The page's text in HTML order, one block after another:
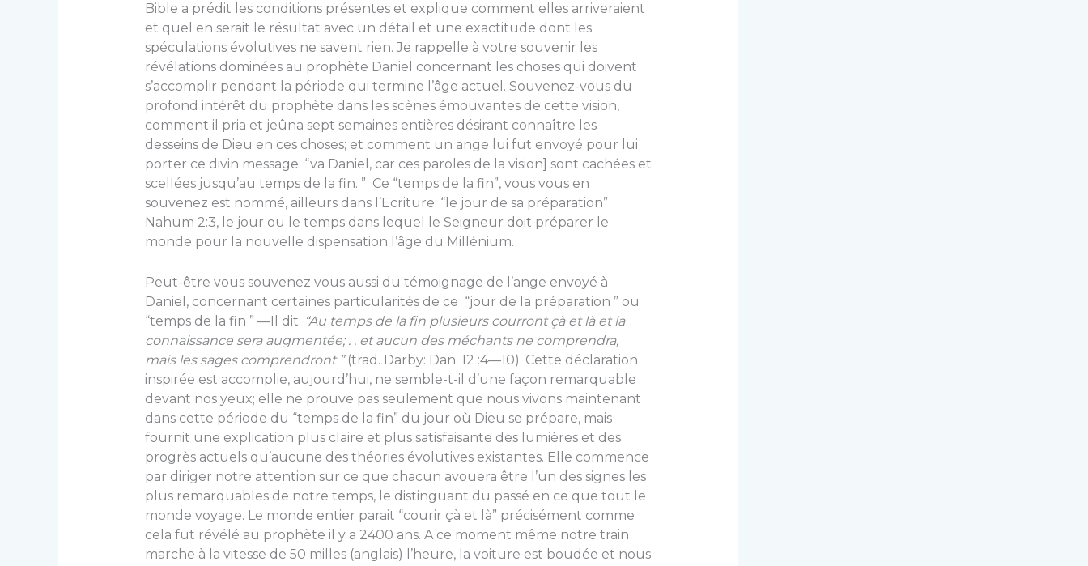
Bible a prédit les conditions présentes et explique comment elles arriveraient
et quel en serait le résultat avec un détail et une exactitude dont les
spéculations évolutives ne savent rien. Je rap­pelle à votre souvenir les
révélations dominées au pro­phète Daniel concernant les choses qui doivent
s’accomplir pendant la période qui termine l’âge actuel. Souvenez-vous du
profond intérêt du prophète dans les scènes émouvantes de cette vision,
comment il pria et jeûna sept semaines entières désirant connaître les
desseins de Dieu en ces choses; et comment un ange lui fut envoyé pour lui
porter ce divin message: “va Daniel, car ces paroles de la vision] sont cachées et
scellées jusqu’au temps de la fin. ” Ce “temps de la fin”, vous vous en
souvenez est nommé, ailleurs dans l’Ecriture: “le jour de sa préparation”
Nahum 2:3, le jour ou le temps dans lequel le Seigneur doit préparer le
monde pour la nouvelle dispensation l’âge du Millénium.
Peut-être vous souvenez vous aussi du témoignage de l’ange envoyé à
Daniel, concernant certaines particularités de ce “jour de la préparation ” ou
“temps de la fin ” —Il dit: “Au temps de la fin plusieurs courront çà et là et la
connaissance sera augmentée; . . et aucun des méchants ne comprendra,
mais les sages comprendront ”(trad. Darby: Dan. 12 :4—10). Cette déclaration
inspirée est accomplie, aujourd’hui, ne semble-t-il d’une façon remarquable
devant nos yeux; elle ne prouve pas seulement que nous vivons maintenant
dans cette période du “temps de la fin” du jour où Dieu se prépare, mais
fournit une explication plus claire et plus satisfaisante des lumières et des
progrès actuels qu’aucune des théo­ries évolutives existantes. Elle commence
par diriger notre attention sur ce que chacun avouera être l’un des signes les
plus remarquables de notre temps, le distinguant du passé en ce que tout le
monde voyage. Le monde entier parait “courir çà et là” précisément comme
cela fut révélé au prophète il y a 2400 ans. A ce mo­ment même notre train
marche à la vitesse de 50 milles (anglais) l’heure, la voiture est boudée et nous